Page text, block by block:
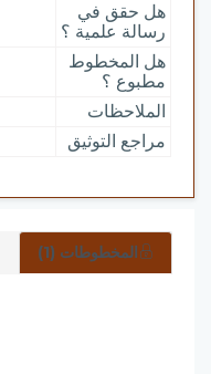
هل حقق في
رسالة علمية ؟
هل المخطوط
مطبوع ؟
الملاحظات
مراجع التوثيق
المخطوطات (1)